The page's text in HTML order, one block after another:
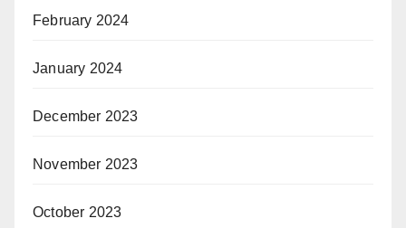
February 2024
January 2024
December 2023
November 2023
October 2023